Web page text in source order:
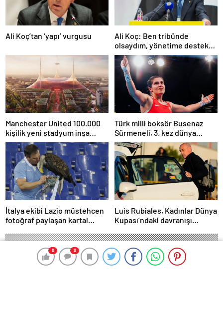
0 0
0 0
Ali Koç’tan ‘yapı’ vurgusu
Ali Koç: Ben tribünde
olsaydım, yönetime destek
olurdum
Manchester United 100.000
kişilik yeni stadyum inşa
etmeyi planlıyor
Türk milli boksör Busenaz
Sürmeneli, 3. kez dünya
şampiyonu oldu
İtalya ekibi Lazio müstehcen
fotoğraf paylaşan kartal
Luis Rubiales, Kadınlar Dünya
Kupası’ndaki davranışı
suçlu bulundu